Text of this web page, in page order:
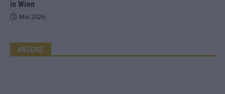
in Wien
Mai 2026
ANZEIGE